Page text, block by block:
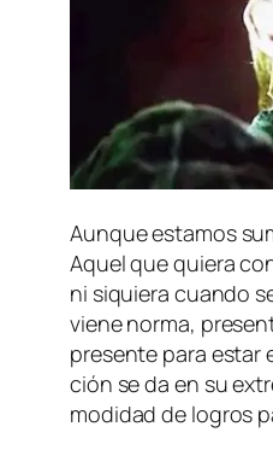
Aunque es­ta­mos
Aquel que quie­ra
ni si­quie­ra cuan­do
vie­ne nor­ma,
pre­sen­te pa­ra es­tar
ción se da en su
mo­di­dad de lo­gros